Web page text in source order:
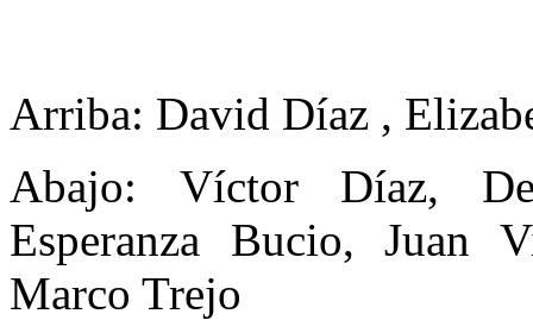
Arriba: David Díaz ,
Abajo: Víctor Díaz,
Esperanza Bucio, Juan
Marco Trejo